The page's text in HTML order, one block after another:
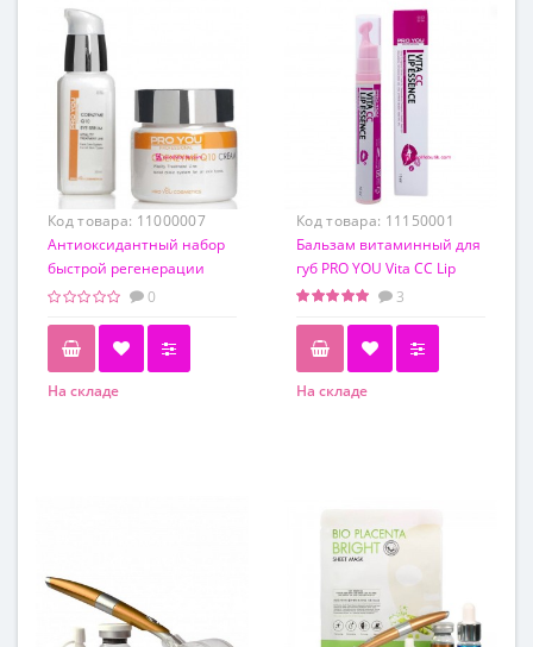
Код товара: 11000007
Антиоксидантный набор
быстрой регенерации
кожи с Q10
0
На складе
Код товара: 11150001
Бальзам витаминный для
губ PRO YOU Vita CC Lip
Essence, 15 мл3
На складе